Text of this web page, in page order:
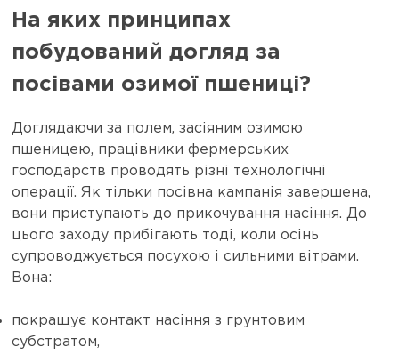
На яких принципах
побудований догляд за
посівами озимої пшениці?
Доглядаючи за полем, засіяним озимою
пшеницею, працівники фермерських
господарств проводять різні технологічні
операції. Як тільки посівна кампанія завершена,
вони приступають до прикочування насіння. До
цього заходу прибігають тоді, коли осінь
супроводжується посухою і сильними вітрами.
Вона:
покращує контакт насіння з грунтовим
субстратом,